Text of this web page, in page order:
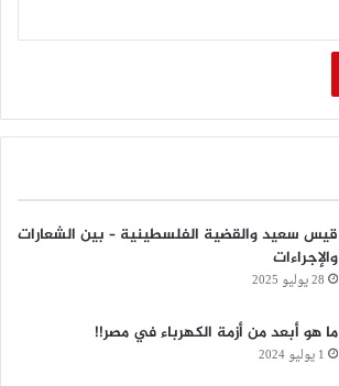
قيس سعيد والقضية الفلسطينية – بين الشعارات
والإجراءات
28 يوليو 2025
‏ما هو أبعد من أزمة الكهرباء في مصر!!
1 يوليو 2024